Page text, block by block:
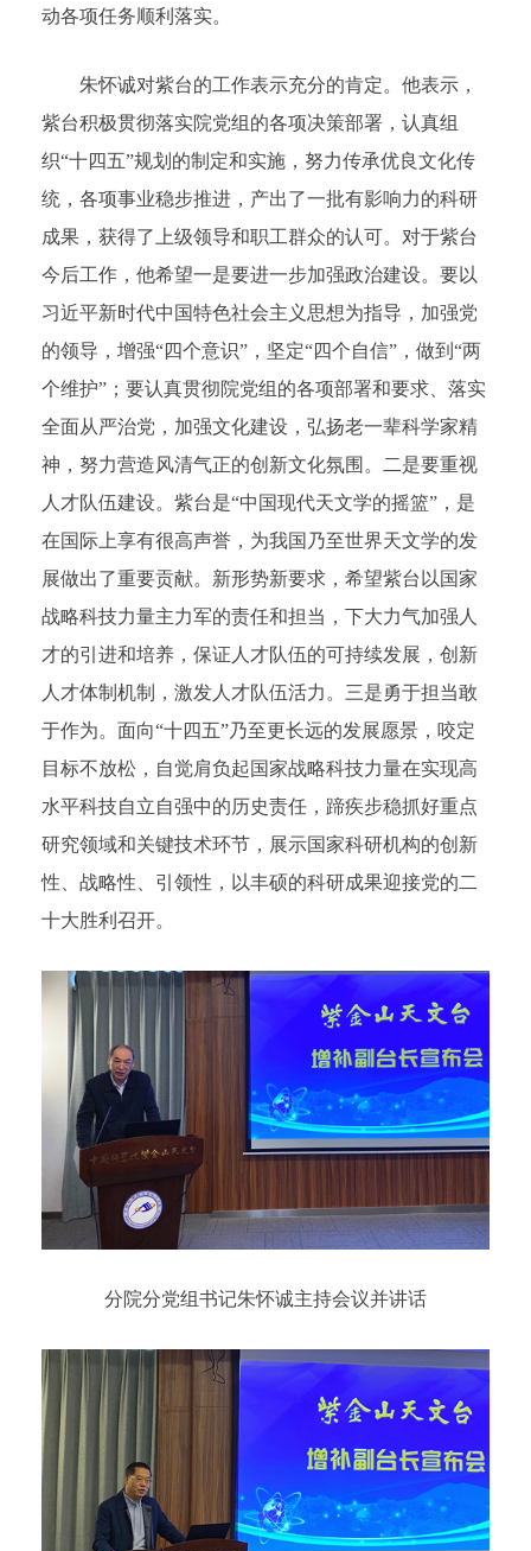
动各项任务顺利落实。
朱怀诚对紫台的工作表示充分的肯定。他表示，
紫台积极贯彻落实院党组的各项决策部署，认真组
织“十四五”规划的制定和实施，努力传承优良文化传
统，各项事业稳步推进，产出了一批有影响力的科研
成果，获得了上级领导和职工群众的认可。对于紫台
今后工作，他希望一是要进一步加强政治建设。要以
习近平新时代中国特色社会主义思想为指导，加强党
的领导，增强“四个意识”，坚定“四个自信”，做到“两
个维护”；要认真贯彻院党组的各项部署和要求、落实
全面从严治党，加强文化建设，弘扬老一辈科学家精
神，努力营造风清气正的创新文化氛围。二是要重视
人才队伍建设。紫台是“中国现代天文学的摇篮”，是
在国际上享有很高声誉，为我国乃至世界天文学的发
展做出了重要贡献。新形势新要求，希望紫台以国家
战略科技力量主力军的责任和担当，下大力气加强人
才的引进和培养，保证人才队伍的可持续发展，创新
人才体制机制，激发人才队伍活力。三是勇于担当敢
于作为。面向“十四五”乃至更长远的发展愿景，咬定
目标不放松，自觉肩负起国家战略科技力量在实现高
水平科技自立自强中的历史责任，蹄疾步稳抓好重点
研究领域和关键技术环节，展示国家科研机构的创新
性、战略性、引领性，以丰硕的科研成果迎接党的二
十大胜利召开。
分院分党组书记朱怀诚主持会议并讲话